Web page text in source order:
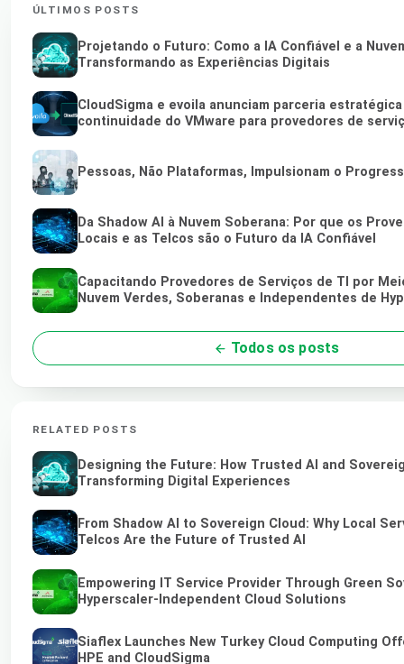
ÚLTIMOS POSTS
Projetando o Futuro: Como a IA Confiável e a
Transformando as Experiências Digitais
CloudSigma e evoila anunciam parceria
continuidade do VMware para provedores de
Pessoas, Não Plataformas, Impulsionam o
Da Shadow AI à Nuvem Soberana: Por que os
Locais e as Telcos são o Futuro da IA Confiável
Capacitando Provedores de Serviços de TI por
Nuvem Verdes, Soberanas e Independentes de
Todos os posts
RELATED POSTS
Designing the Future: How Trusted AI and
Transforming Digital Experiences
From Shadow AI to Sovereign Cloud: Why Local
Telcos Are the Future of Trusted AI
Empowering IT Service Provider Through Green
Hyperscaler-Independent Cloud Solutions
Siaflex Launches New Turkey Cloud Computing
HPE and CloudSigma